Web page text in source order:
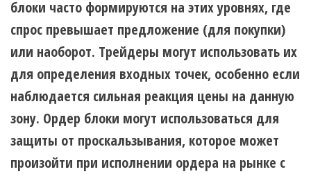
блоки часто формируются на этих уровнях, где
спрос превышает предложение (для покупки)
или наоборот. Трейдеры могут использовать их
для определения входных точек, особенно если
наблюдается сильная реакция цены на данную
зону. Ордер блоки могут использоваться для
защиты от проскальзывания, которое может
произойти при исполнении ордера на рынке с